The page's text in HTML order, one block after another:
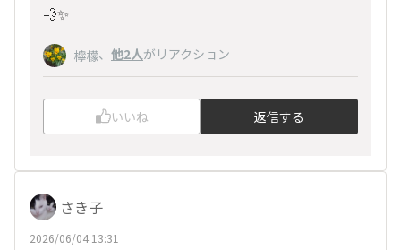
💨✨
檸檬、 他2人がリアクション
いいね 返信する
さき子
2026/06/04 13:31